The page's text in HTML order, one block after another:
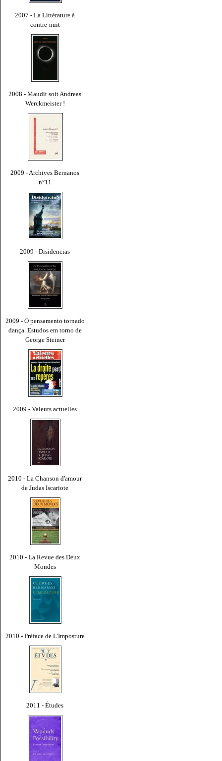
2007 - La Littérature à
contre-nuit
2008 - Maudit soit Andreas
Werckmeister !
2009 - Archives Bernanos
n°11
2009 - Disidencias
2009 - O pensamento tornado
dança. Estudos em torno de
George Steiner
2009 - Valeurs actuelles
2010 - La Chanson d'amour
de Judas Iscariote
2010 - La Revue des Deux
Mondes
2010 - Préface de L'Imposture
2011 - Études